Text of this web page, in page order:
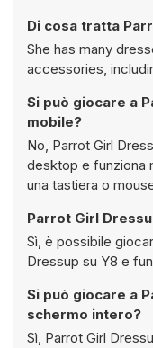
Di cosa tratta
She has many
accessories,
Si può giocare a
mobile?
No, Parrot Girl
desktop e funziona
una tastiera o
Parrot Girl
Sì, è possibile
Dressup su
Si può giocare a Parrot
schermo intero?
Sì, Parrot Girl Dressup può essere giocato in